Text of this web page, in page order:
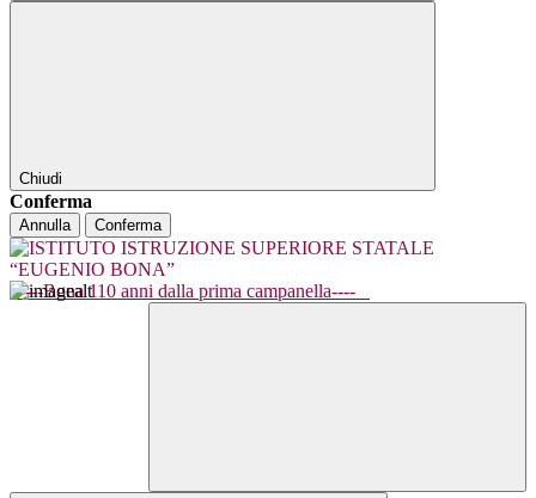
Chiudi
Conferma
Annulla Conferma
----Bona 110 anni dalla prima campanella----